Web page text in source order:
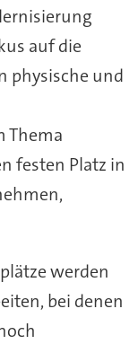
auf die
physische und
Thema
festen Platz in
werden
bei denen